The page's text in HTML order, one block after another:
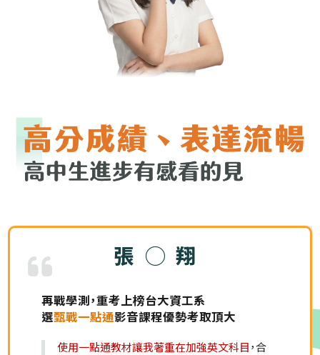
官◯韋
從725分進步到920分
高中生選擇洋碩考多益上傳學習歷程
洋碩美語線上課程「多益題庫班」老師在前幾